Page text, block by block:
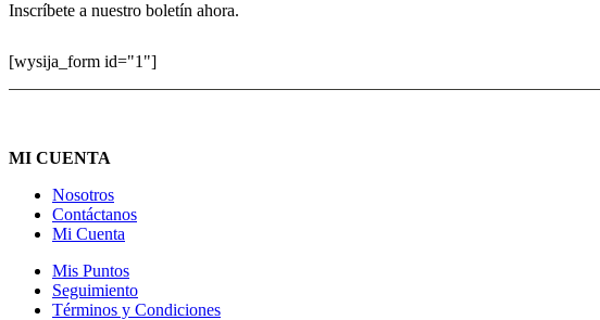
Inscríbete a nuestro boletín ahora.
[wysija_form id="1"]
MI CUENTA
Nosotros
Contáctanos
Mi Cuenta
Mis Puntos
Seguimiento
Términos y Condiciones